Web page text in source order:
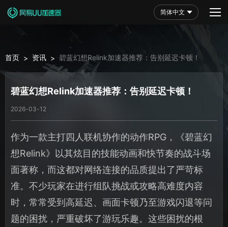
简体中文
首页 > 资讯 > 碧蓝幻想Relink加速器推荐：告别延迟卡顿！
碧蓝幻想Relink加速器推荐：告别延迟卡顿！
2026-03-12
作为一款主打四人联机协作的动作RPG，《碧蓝幻
想Relink》以其炫目的技能动画和快节奏的战斗场
面著称，而这都对网络连接的品质提出了严苛标
准。不少玩家在进行组队挑战或攻略高难度内容
时，常常受到高延迟、画面卡顿乃至游戏闪退等问
题的困扰，严重破坏了游玩乐趣。这些困扰的根